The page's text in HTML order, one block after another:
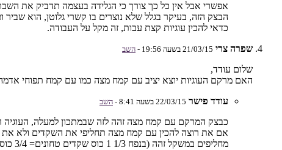
אפשרי אבל אין כל כך צורך כי הגלידה בעצמה תדביק את
הבצק הזה, בעיקר בגלל שלא נוצרים בו קשרי גלוטן, הוא
כדאי להכין עוגיות קצת עבות, זה מקל על העבודה.
שפרה צרי 21/03/15 בשעה 19:56 - השב
שלום עודד,
האם מרקם העוגיות יוצא יציב עם קמח מצה כמו עם קמח תפוחי
עודד פישר 22/03/15 בשעה 8:41 - השב
כבצק המרקם עם קמח מצה זהה לזה שבמתכון למעלה,
אם את רוצה להכין עם קמח מצה תחליפי את השקדים ולא את
מחליפים במשקל זהה (בנפח 1/3 1 כוס שקדים טחונים= 3/4 כוס קמח מצה דק)